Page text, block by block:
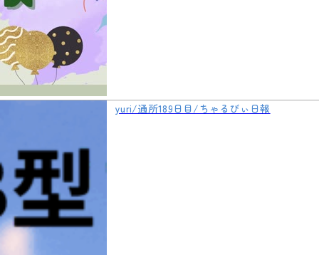
yuri/通所189日目/ちゃるびぃ日報